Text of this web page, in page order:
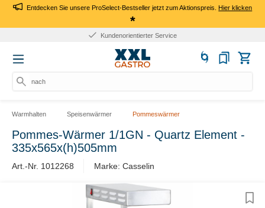
Entdecken Sie unsere ProSelect-Bestseller jetzt zum Aktionspreis.Hier klicken
*
Kundenorientierter Service
nach Pr
Warmhalten Speisenwärmer Pommeswärmer
Pommes-Wärmer 1/1GN - Quartz Element -
335x565x(h)505mm
Art.-Nr. 1012268 Marke: Casselin